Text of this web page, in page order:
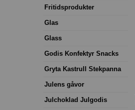
Fritidsprodukter
Glas
Glass
Godis Konfektyr Snacks
Gryta Kastrull Stekpanna
Julens gåvor
Julchoklad Julgodis